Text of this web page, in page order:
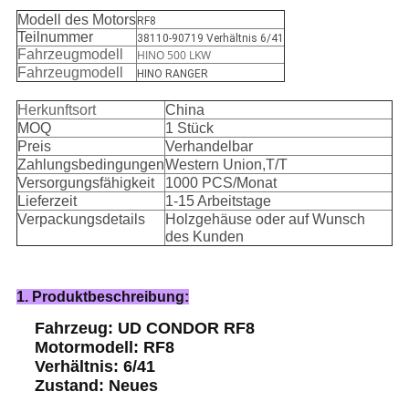
Modell des Motors RF8
Teilnummer 38110-90719 Verhältnis 6/41
Fahrzeugmodell
HINO 500 LKW
Fahrzeugmodell
HINO RANGER
Herkunftsort
China
MOQ
1 Stück
Preis
Verhandelbar
ZahlungsbedingungenWestern Union,T/T
Versorgungsfähigkeit
1000 PCS/Monat
Lieferzeit
1-15 Arbeitstage
Verpackungsdetails
Holzgehäuse oder auf Wunsch
des Kunden
1. Produktbeschreibung:
Fahrzeug: UD CONDOR RF8
Motormodell: RF8
Verhältnis: 6/41
Zustand: Neues